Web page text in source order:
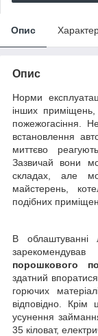
Опис
Опис
Норми
інших
пожежогасіння.
встановлення
миттєво
Зазвичай вони
складах, але
майстерень,
подібних
В облаштуванні
порошкового
здатний
горючих
відповідно. Крім
усунення
35 кіловат,